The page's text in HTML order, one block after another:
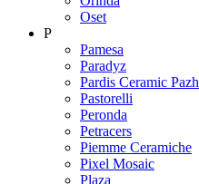
Oset
P
Pamesa
Paradyz
Pardis Ceramic Pazh
Pastorelli
Peronda
Petracers
Piemme Ceramiche
Pixel Mosaic
Plaza